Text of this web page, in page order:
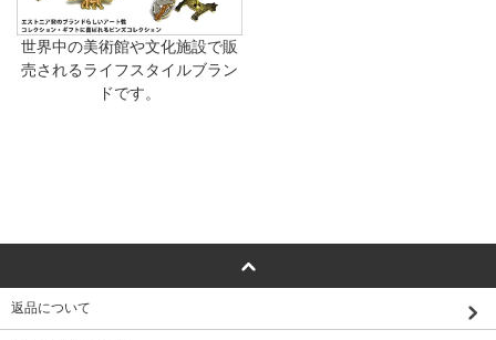
世界中の美術館や文化施設で販
売されるライフスタイルブラン
ドです。
返品について